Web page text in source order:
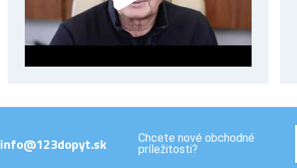
info@123dopyt.sk
Chcete nové obchodné
príležitosti?